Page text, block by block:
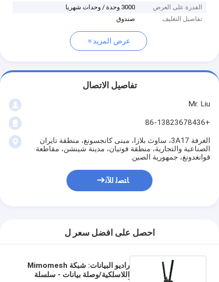
القدرة على العرض
3000 وحدة / وحدات شهريا
تفاصيل التغليف
صندوق
عرض المزيد
تفاصيل الاتصال
Mr. Liu
+86-13823678436
الغرفة 3A17، ساوث بلازا، مبنى كانجسونغ، منطقة تايران
الصناعية والتجارية، منطقة فوتيان، مدينة شينشن، مقاطعة
قوانغدونغ، جمهورية الصين.
ﺎﺘﺼﻟ ﺍﻶﻧ
احصل على افضل سعر ل
راديو البيانات: شبكة Mimomesh
اللاسلكية/وصلة بيانات - سلسلة